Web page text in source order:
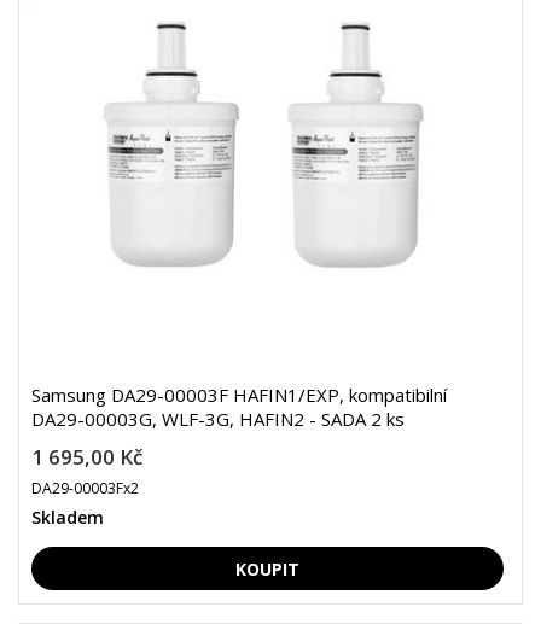
Samsung DA29-00003F HAFIN1/EXP, kompatibilní
DA29-00003G, WLF-3G, HAFIN2 - SADA 2 ks
1 695,00 Kč
DA29-00003Fx2
Skladem